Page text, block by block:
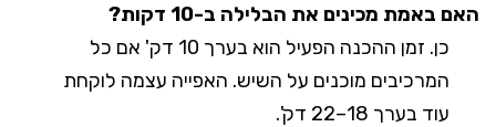
האם באמת מכינים את הבלילה ב-10 דקות?
כן. זמן ההכנה הפעיל הוא בערך 10 דק' אם כל
המרכיבים מוכנים על השיש. האפייה עצמה לוקחת
עוד בערך 18–22 דק'.